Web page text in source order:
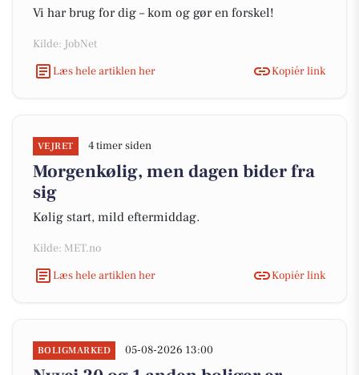
Vi har brug for dig – kom og gør en forskel!
Kilde: JobNet
Læs hele artiklen her
Kopiér link
VEJRET 4 timer siden
Morgenkølig, men dagen bider fra
sig
Kølig start, mild eftermiddag.
Kilde: MET.no
Læs hele artiklen her
Kopiér link
BOLIGMARKED 05-08-2026 13:00